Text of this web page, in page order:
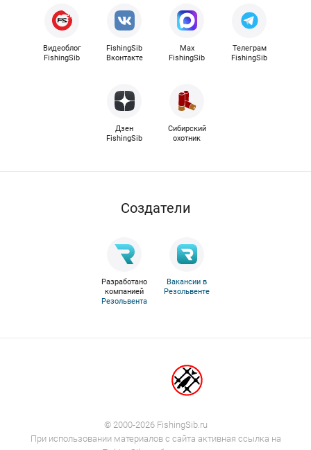
Видеоблог
FishingSib
FishingSib
Вконтакте
Max
FishingSib
Телеграм
FishingSib
Дзен
FishingSib
Сибирский
охотник
Cоздатели
Разработано
компанией
Резольвента
Вакансии в
Резольвенте
© 2000-2026 FishingSib.ru
При использовании материалов с сайта активная ссылка на